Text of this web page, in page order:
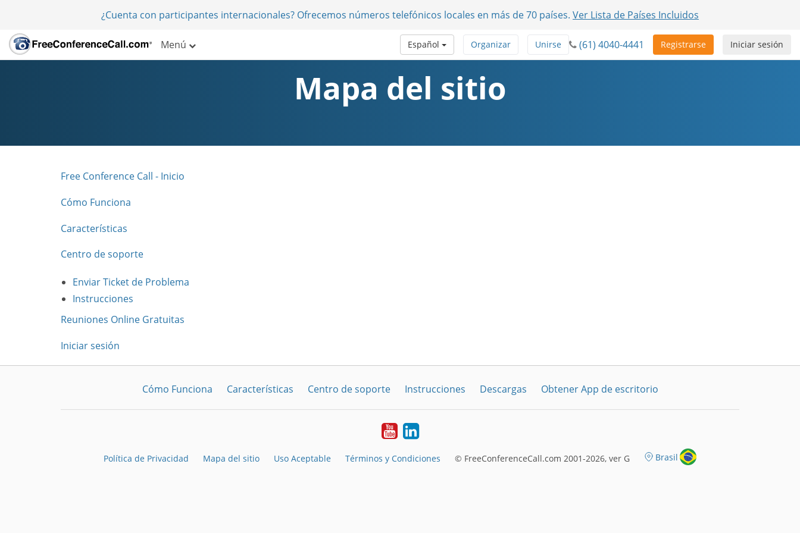
¿Cuenta con participantes internacionales? Ofrecemos números telefónicos locales en más de 70 países. Ver Lista de Países Incluidos
Menú Iniciar sesión
Registrarse
(61) 4040-4441
Unirse
Organizar
Español
Mapa del sitio
Free Conference Call - Inicio
Cómo Funciona
Características
Centro de soporte
Enviar Ticket de Problema
Instrucciones
Reuniones Online Gratuitas
Iniciar sesión
Cómo Funciona Características Centro de soporte Instrucciones Descargas Obtener App de escritorio
YouTubeLinkedIn
Política de Privacidad Mapa del sitio Uso Aceptable Términos y Condiciones © FreeConferenceCall.com 2001-2026, ver G Brasil